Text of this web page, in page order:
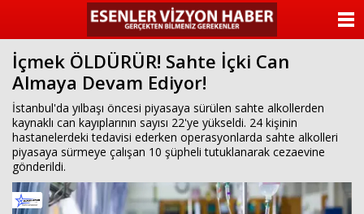
İçmek ÖLDÜRÜR! Sahte İçki Can
Almaya Devam Ediyor!
İstanbul'da yılbaşı öncesi piyasaya sürülen sahte alkollerden
kaynaklı can kayıplarının sayısı 22'ye yükseldi. 24 kişinin
hastanelerdeki tedavisi ederken operasyonlarda sahte alkolleri
piyasaya sürmeye çalışan 10 şüpheli tutuklanarak cezaevine
gönderildi.
ANASAYFA
KATEGORİLER
ANKETLER